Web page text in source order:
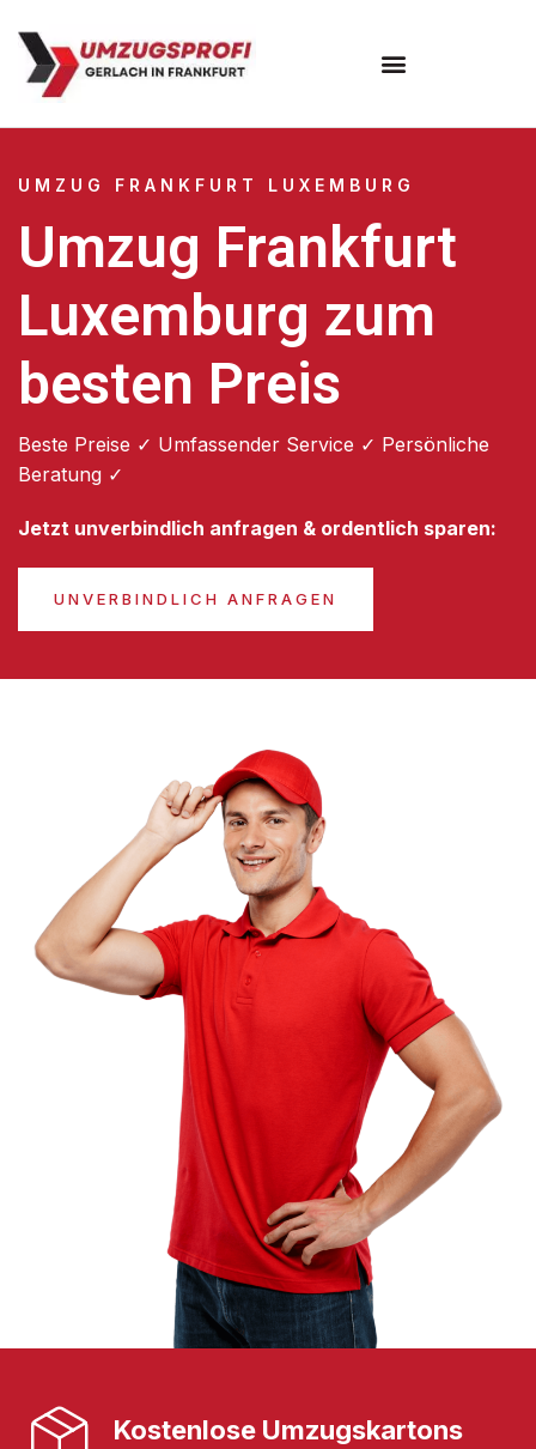
UMZUG FRANKFURT LUXEMBURG
Umzug Frankfurt
Luxemburg zum
besten Preis
Beste Preise ✓ Umfassender Service ✓ Persönliche
Beratung ✓
Jetzt unverbindlich anfragen & ordentlich sparen:
UNVERBINDLICH ANFRAGEN
Kostenlose Umzugskartons